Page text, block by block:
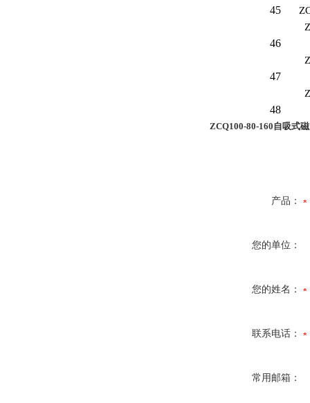
45
46
47
48
ZCQ100-80-160自吸式
产品：
您的单位：
您的姓名：
联系电话：
常用邮箱：